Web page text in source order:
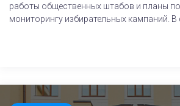
работы общественных штабов и планы
мониторингу избирательных кампаний. В